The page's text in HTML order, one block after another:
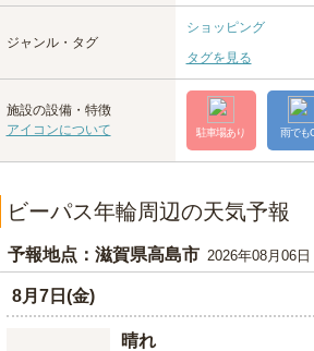
ジャンル・タグ
ショッピング
タグを見る
施設の設備・特徴
アイコンについて
駐車場あり 雨でも
ビーパス年輪周辺の天気予報
予報地点：滋賀県高島市 2026年08月06
8月7日(金)
晴れ